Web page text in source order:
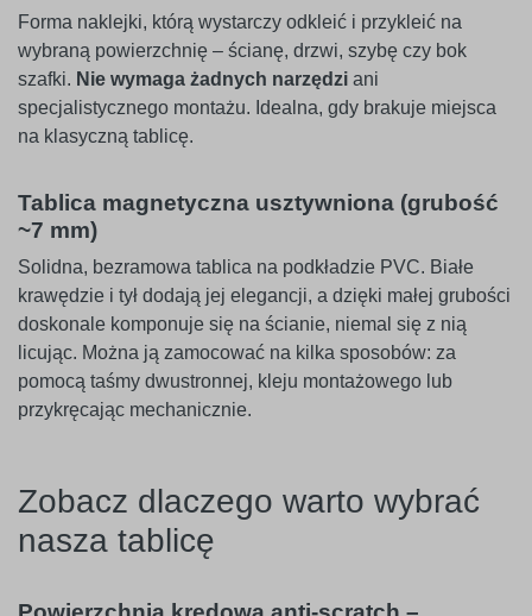
Forma naklejki, którą wystarczy odkleić i przykleić na
wybraną powierzchnię – ścianę, drzwi, szybę czy bok
szafki. Nie wymaga żadnych narzędzi ani
specjalistycznego montażu. Idealna, gdy brakuje miejsca
na klasyczną tablicę.
Tablica magnetyczna usztywniona (grubość
~7 mm)
Solidna, bezramowa tablica na podkładzie PVC. Białe
krawędzie i tył dodają jej elegancji, a dzięki małej grubości
doskonale komponuje się na ścianie, niemal się z nią
licując. Można ją zamocować na kilka sposobów: za
pomocą taśmy dwustronnej, kleju montażowego lub
przykręcając mechanicznie.
Zobacz dlaczego warto wybrać
nasza tablicę